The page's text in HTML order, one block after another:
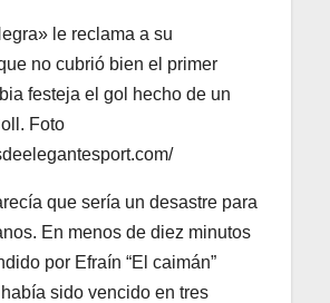
le reclama a su
no cubrió bien el primer
festeja el gol hecho de un
Foto
que sería un desastre para
En menos de diez minutos
por Efraín “El caimán”
sido vencido en tres